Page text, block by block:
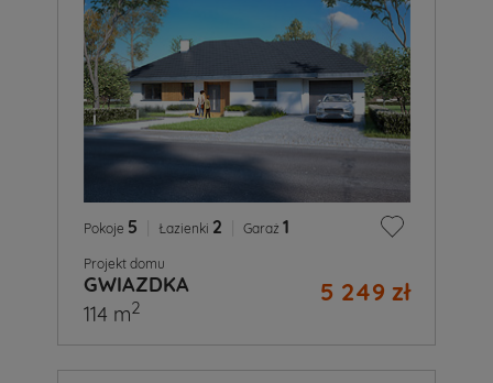
Pokoje 5 Łazienki 2 Garaż 1
Projekt domu
GWIAZDKA 5 249 zł
114 m2